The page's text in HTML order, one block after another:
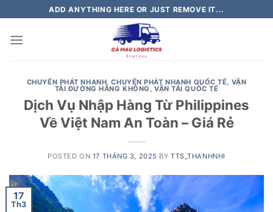
to
content
ADD ANYTHING HERE OR JUST REMOVE IT...
CHUYỂN PHÁT NHANH,CHUYỂN PHÁT NHANH QUỐC TẾ, VẬN
TẢI ĐƯỜNG HÀNG KHÔNG , VẬN TẢI QUỐC TẾ
Dịch Vụ Nhập Hàng Từ Philippines
Về Việt Nam An Toàn – Giá Rẻ
POSTED ON 17 THÁNG 3, 2025 BYTTS_THANHNHI
17
Th3